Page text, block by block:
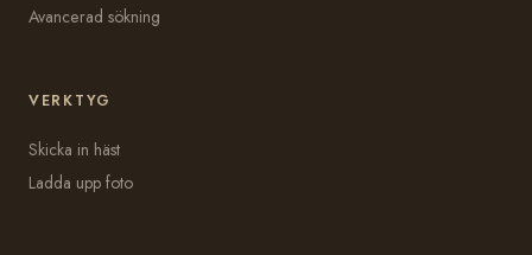
Avancerad sökning
VERKTYG
Skicka in häst
Ladda upp foto